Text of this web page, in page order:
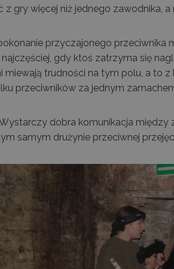
gry więcej niż jednego zawodnika,
przyczajonego
gdy ktoś zatrzyma się
trudności na tym polu, a to
przeciwników za jednym
dobra komunikacja
samym drużynie przeciwnej